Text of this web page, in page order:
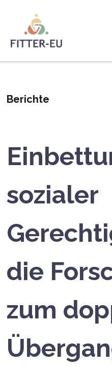
Logo
Berichte
sozialer
die
zum